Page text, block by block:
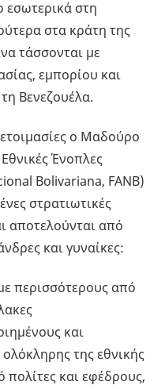
εσωτερικά στη
στα κράτη της
τάσσονται με
εμπορίου και
Βενεζουέλα.
ο Μαδούρο
Ένοπλες
Bolivariana, FANB)
στρατιωτικές
αποτελούνται από
και γυναίκες:
περισσότερους από
και
της εθνικής
πολίτες και εφέδρους,